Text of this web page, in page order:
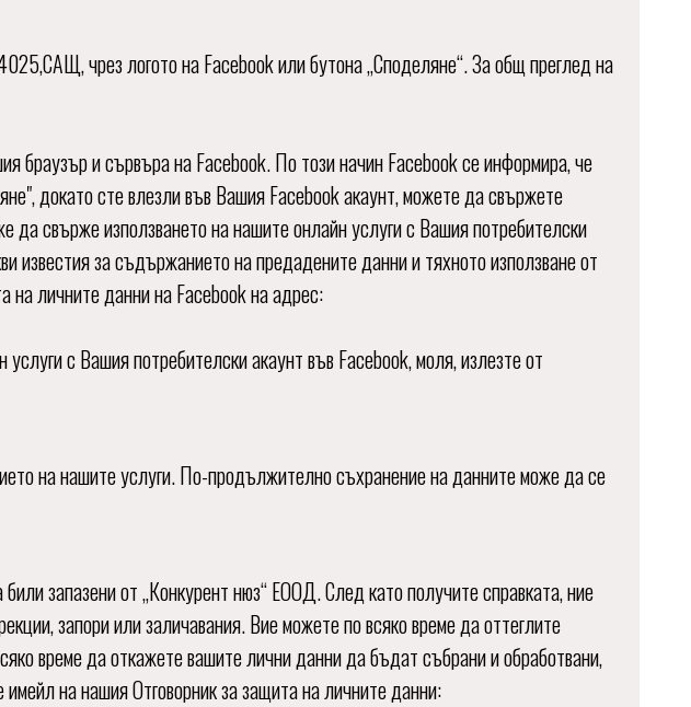
чрез логото на Facebook или бутона „Споделяне“. За общ преглед на
браузър и сървъра на Facebook. По този начин Facebook се информира, че
докато сте влезли във Вашия Facebook акаунт, можете да свържете
свърже използването на нашите онлайн услуги с Вашия потребителски
известия за съдържанието на предадените данни и тяхното използване от
на личните данни на Facebook на адрес:
с Вашия потребителски акаунт във Facebook, моля, излезте от
на нашите услуги. По-продължително съхранение на данните може да се
запазени от „Конкурент нюз“ ЕООД. След като получите справката, ние
запори или заличавания. Вие можете по всяко време да оттеглите
време да откажете вашите лични данни да бъдат събрани и обработвани,
на нашия Отговорник за защита на личните данни: